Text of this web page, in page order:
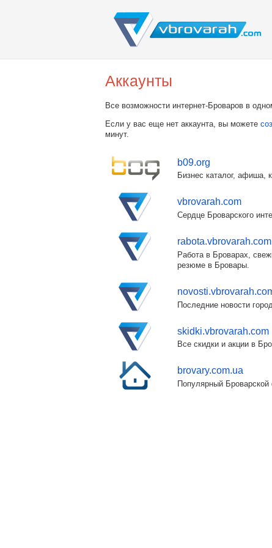
Аккаунты
Все возможности интернет-Броваров в
Если у вас еще нет аккаунта, вы можете
минут.
b09.org
Бизнес каталог, афиша,
vbrovarah.com
Сердце Броварского
rabota.vbrovarah.com
Работа в Броварах,
резюме в Бровары.
Последние новости
skidki.vbrovarah.com
Все скидки и акции в
brovary.com.ua
Популярный Броварской